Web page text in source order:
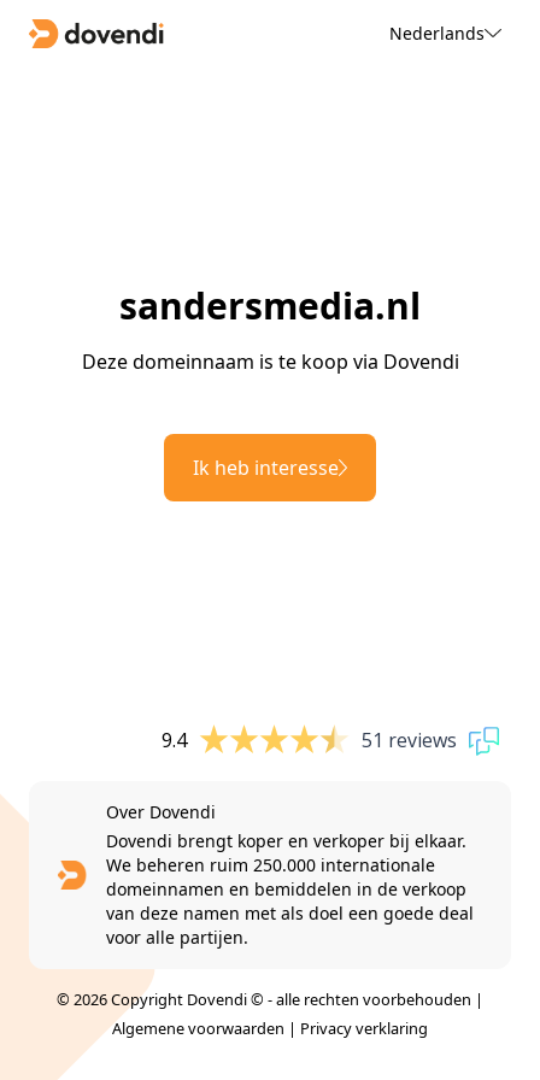
Nederlands
sandersmedia.nl
Deze domeinnaam is te koop via Dovendi
Ik heb interesse
9.4 51 reviews
Over Dovendi
Dovendi brengt koper en verkoper bij elkaar.
We beheren ruim 250.000 internationale
domeinnamen en bemiddelen in de verkoop
van deze namen met als doel een goede deal
voor alle partijen.
© 2026 Copyright Dovendi © - alle rechten voorbehouden |
Algemene voorwaarden | Privacy verklaring